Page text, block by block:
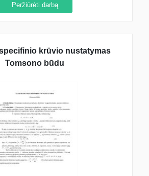
Peržiūrėti darbą
krūvio nustatymas
Tomsono būdu